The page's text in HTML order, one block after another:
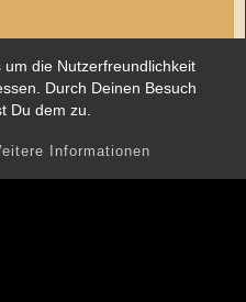
die Nutzerfreundlichkeit
Durch Deinen Besuch
Du dem zu.
Informationen
Goldener